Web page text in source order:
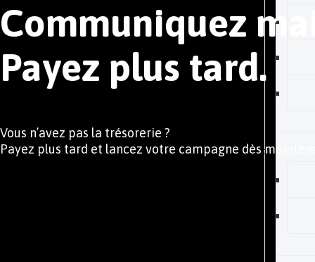
Communiquez
Payez plus tard.
Vous n’avez pas la trésorerie ?
Payez plus tard et lancez votre campagne dès